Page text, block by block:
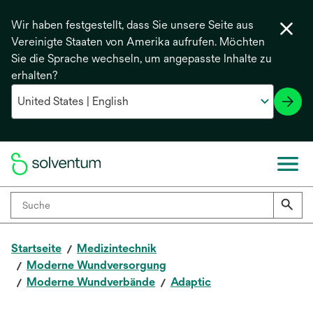
Wir haben festgestellt, dass Sie unsere Seite aus
Vereinigte Staaten von Amerika aufrufen. Möchten
Sie die Sprache wechseln, um angepasste Inhalte zu
erhalten?
Startseite
Medizintechnik
Moderne Wundversorgung
Moderne Wundverbände
Adaptic